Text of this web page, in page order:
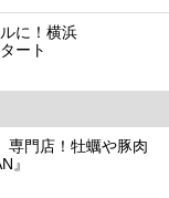
に！横浜
ート
専門店！牡蠣や豚肉
』